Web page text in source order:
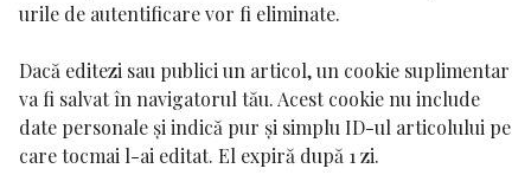
urile de autentificare vor fi eliminate.
Dacă editezi sau publici un articol, un cookie suplimentar
va fi salvat în navigatorul tău. Acest cookie nu include
date personale și indică pur și simplu ID-ul articolului pe
care tocmai l-ai editat. El expiră după 1 zi.